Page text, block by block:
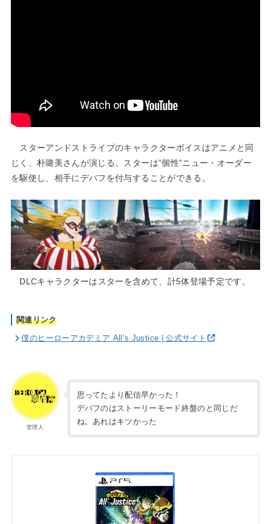
スターアンドストライプのキャラクターボイスはアニメと同
じく、朴璐美さんが演じる。スターは”個性”ニュー・オーダー
を駆使し、相手にデバフを付与することができる。
DLCキャラクターはスターを含めて、計5体登場予定です。
関連リンク
僕のヒーローアカデミア All’s Justice | 公式サイト
管理人
思ってたより配信早かった！
デバフのはストーリーモード終盤のと同じだ
ね。あれはキツかった